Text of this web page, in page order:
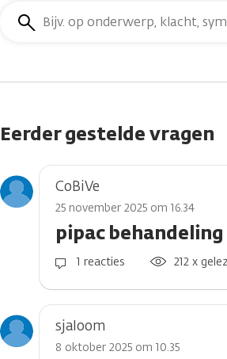
in
Eerder gestelde vragen
CoBiVe
25 november 2025 om 16.34
pipac
1 reacties 212 x
sjaloom
8 oktober 2025 om 10.35